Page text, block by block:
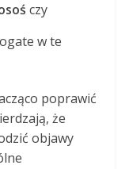
czy
w te
poprawić
że
objawy